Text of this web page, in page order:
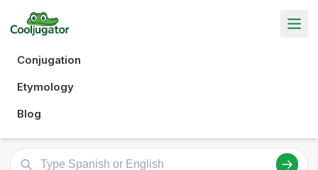
Conjugation
Etymology
Blog